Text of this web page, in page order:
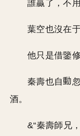
誰贏了，不
葉空也沒在
他只是借鑒
秦壽也自
酒。
&“秦壽師兄